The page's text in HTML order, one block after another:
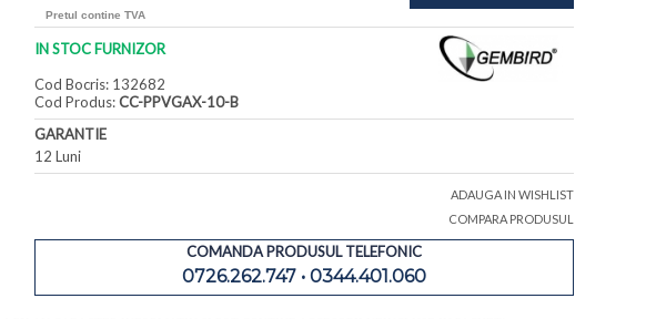
Pretul contine TVA
IN STOC FURNIZOR
Cod Bocris: 132682
Cod Produs:CC-PPVGAX-10-B
GARANTIE
12 Luni
ADAUGA IN WISHLIST
COMPARA PRODUSUL
COMANDA PRODUSUL TELEFONIC
0726.262.747 • 0344.401.060